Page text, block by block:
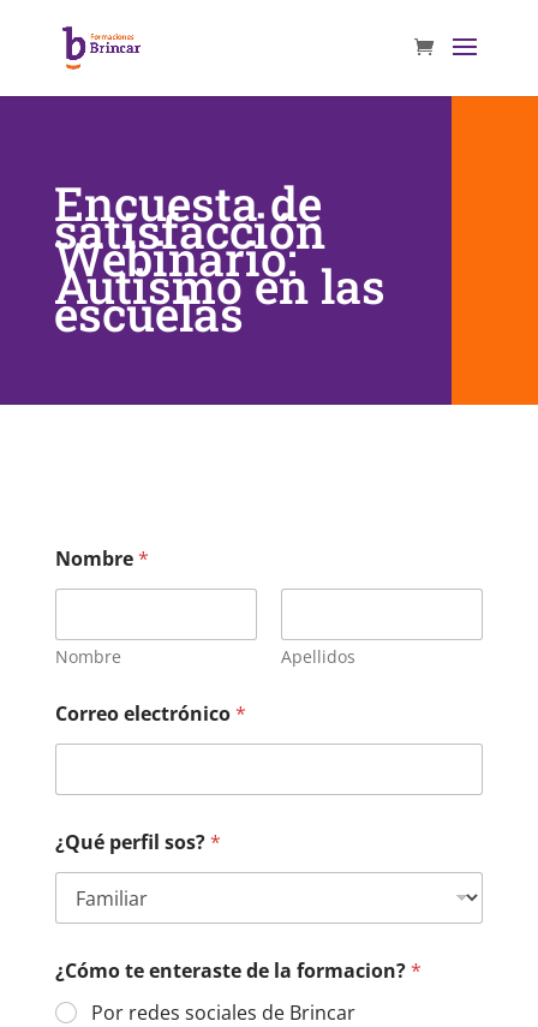
Encuesta de
satisfacción
Webinario:
Autismo en las
escuelas
Nombre*
Nombre Apellidos
Correo electrónico*
¿Qué perfil sos?*
¿Cómo te enteraste de la formacion?*
Por redes sociales de Brincar